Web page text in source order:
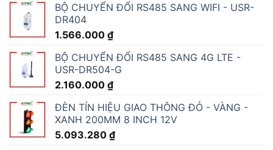
BỘ CHUYỂN ĐỔI RS485 SANG WIFI - USR-
DR404
1.566.000 ₫
BỘ CHUYỂN ĐỔI RS485 SANG 4G LTE -
USR-DR504-G
2.160.000 ₫
ĐÈN TÍN HIỆU GIAO THÔNG ĐỎ - VÀNG -
XANH 200MM 8 INCH 12V
5.093.280 ₫